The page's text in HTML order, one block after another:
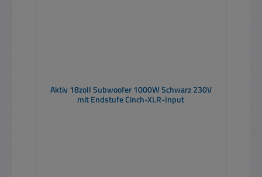
Aktiv 18zoll Subwoofer 1000W Schwarz 230V
mit Endstufe Cinch-XLR-Input